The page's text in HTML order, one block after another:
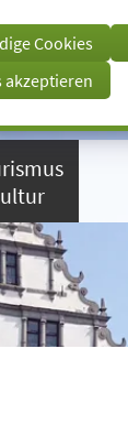
Cookies
akzeptieren